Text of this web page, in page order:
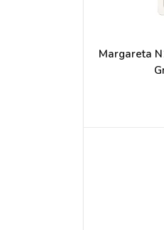
Margareta